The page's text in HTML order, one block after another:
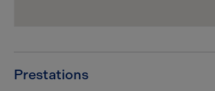
Prestations